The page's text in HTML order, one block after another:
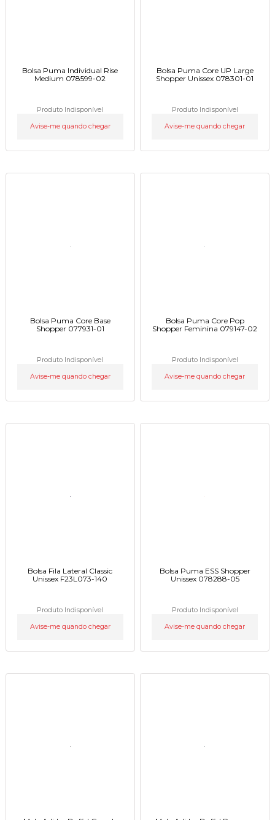
Bolsa Puma Individual Rise
Medium 078599-02
Produto Indisponível
Avise-me quando chegar
Bolsa Puma Core UP Large
Shopper Unissex 078301-01
Produto Indisponível
Avise-me quando chegar
Bolsa Puma Core Base
Shopper 077931-01
Produto Indisponível
Avise-me quando chegar
Bolsa Puma Core Pop
Shopper Feminina 079147-02
Produto Indisponível
Avise-me quando chegar
Bolsa Fila Lateral Classic
Unissex F23L073-140
Produto Indisponível
Avise-me quando chegar
Bolsa Puma ESS Shopper
Unissex 078288-05
Produto Indisponível
Avise-me quando chegar